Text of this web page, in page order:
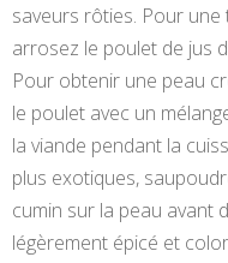
saveurs rôties. Pour une
arrosez le poulet de jus
Pour obtenir une peau
le poulet avec un
la viande pendant la
plus exotiques,
cumin sur la peau avant
légèrement épicé et